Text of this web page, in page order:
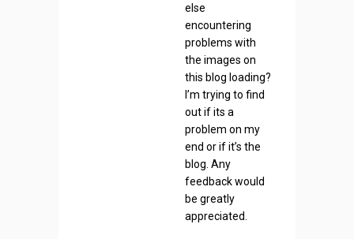
else
encountering
problems with
the images on
this blog loading?
I’m trying to find
out if its a
problem on my
end or if it’s the
blog. Any
feedback would
be greatly
appreciated.